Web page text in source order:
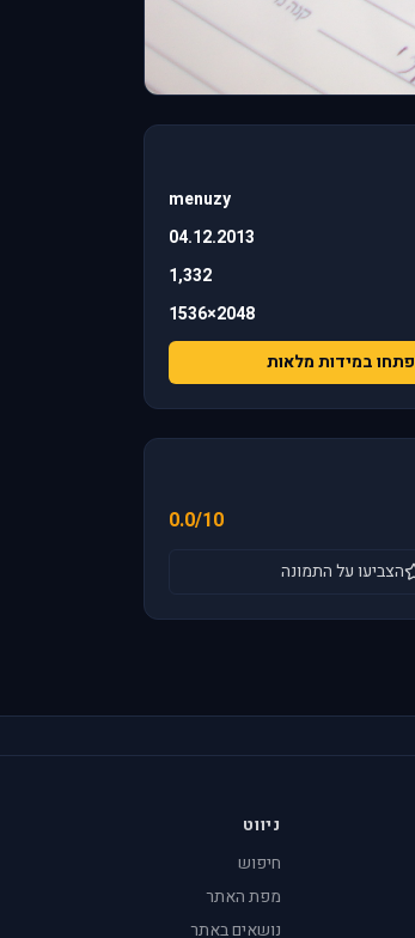
menuzy
04.12.2013
1,332
2048×1536
פתחו במידות מלאות
0.0/10
הצביעו על התמונה
ניווט
חיפוש
מפת האתר
נושאים באתר